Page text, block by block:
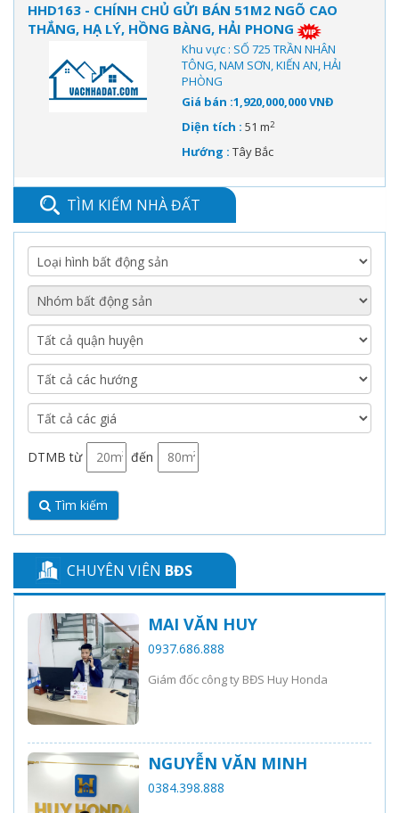
HHD163 - CHÍNH CHỦ GỬI BÁN 51M2 NGÕ CAO
THẮNG, HẠ LÝ, HỒNG BÀNG, HẢI PHONG
Khu vực : SỐ 725 TRẦN NHÂN
TÔNG, NAM SƠN, KIẾN AN, HẢI
PHÒNG
Giá bán :1,920,000,000 VNĐ
Diện tích : 51 m2
Hướng : Tây Bắc
TÌM KIẾM NHÀ ĐẤT
DTMB từ đến
Tìm kiếm
CHUYÊN VIÊN BĐS
MAI VĂN HUY
0937.686.888
Giám đốc công ty BĐS Huy Honda
NGUYỄN VĂN MINH
0384.398.888